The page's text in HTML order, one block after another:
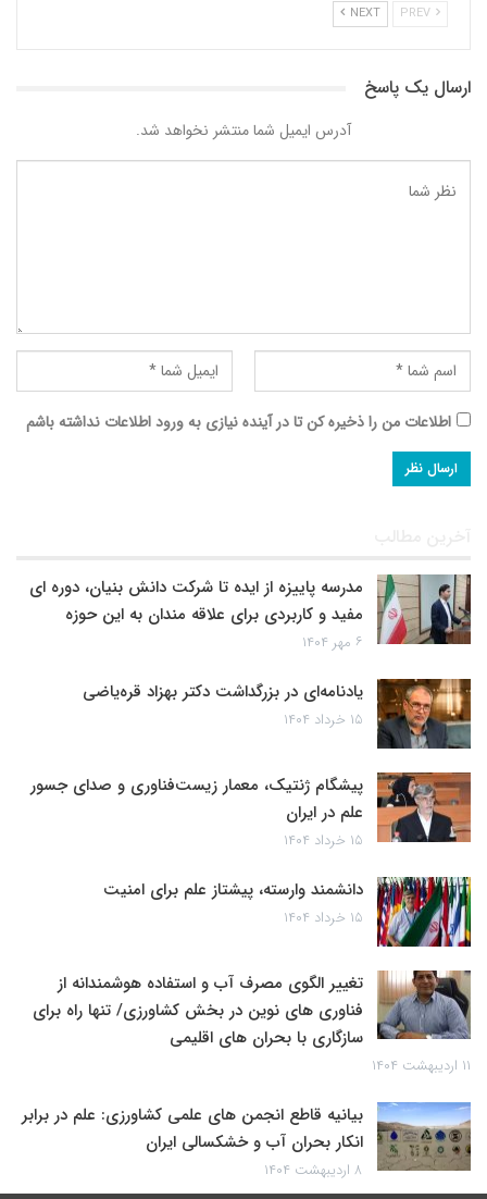
NEXT
ارسال یک پاسخ
آدرس ایمیل شما منتشر نخواهد شد.
اطلاعات من را ذخیره کن تا در آینده نیازی به ورود اطلاعات نداشته باشم
آخرین مطالب
مدرسه پاییزه از ایده تا شرکت دانش بنیان، دوره ای
مفید و کاربردی برای علاقه مندان به این حوزه
۶ مهر ۱۴۰۴
یادنامه‌ای در بزرگداشت دکتر بهزاد قره‌یاضی
۱۵ خرداد ۱۴۰۴
پیشگام ژنتیک، معمار زیست‌فناوری و صدای جسور
علم در ایران
۱۵ خرداد ۱۴۰۴
دانشمند وارسته، پیشتاز علم برای امنیت
۱۵ خرداد ۱۴۰۴
تغییر الگوی مصرف آب و استفاده هوشمندانه از
فناوری های نوین در بخش کشاورزی/ تنها راه برای
سازگاری با بحران های اقلیمی
۱۱ اردیبهشت ۱۴۰۴
بیانیه قاطع انجمن های علمی کشاورزی: علم در برابر
انکار بحران آب و خشکسالی ایران
۸ اردیبهشت ۱۴۰۴